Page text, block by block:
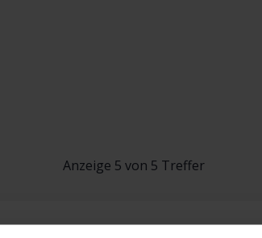
Anzeige 5 von 5 Treffer